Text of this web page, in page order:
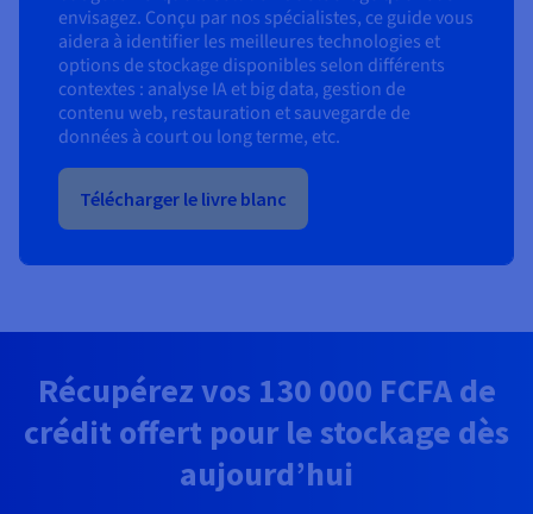
envisagez. Conçu par nos spécialistes, ce guide vous
aidera à identifier les meilleures technologies et
options de stockage disponibles selon différents
contextes : analyse IA et big data, gestion de
contenu web, restauration et sauvegarde de
données à court ou long terme, etc.
Télécharger le livre blanc
Récupérez vos 130 000 FCFAde
crédit offert pour le stockage dès
aujourd’hui